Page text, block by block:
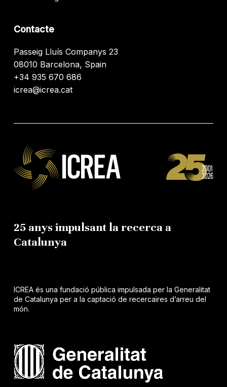
Contacte
Passeig Lluís Companys 23
08010 Barcelona, Spain
+34 935 670 686
icrea@icrea.cat
25 anys impulsant la recerca a
Catalunya
ICREA és una fundació pública impulsada per la Generalitat
de Catalunya per a la captació de recercaires d’arreu del
món.